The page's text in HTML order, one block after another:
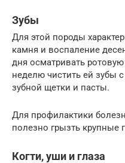
Зубы
Для этой породы
камня и воспаление
дня осматривать
неделю чистить ей зубы
зубной щетки и пасты.
Для профилактики
полезно грызть крупные
Когти, уши и глаза